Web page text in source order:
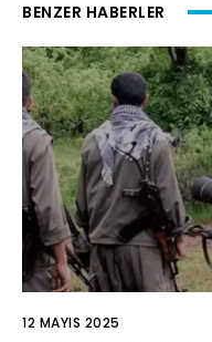
BENZER HABERLER
12 MAYIS 2025